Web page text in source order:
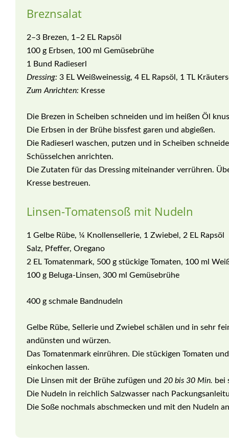
Breznsalat
2–3 Brezen, 1–2 EL Rapsöl
100 g Erbsen, 100 ml Gemüsebrühe
1 Bund Radieserl
Dressing: 3 EL Weißweinessig, 4 EL Rapsöl, 1 TL
Zum Anrichten: Kresse
Die Brezen in Scheiben schneiden und im heißen Öl
Die Erbsen in der Brühe bissfest garen und abgießen.
Die Radieserl waschen, putzen und in Scheiben
Schüsselchen anrichten.
Die Zutaten für das Dressing miteinander verrühren.
Kresse bestreuen.
Linsen-Tomatensoß mit Nudeln
1 Gelbe Rübe, ¼ Knollensellerie, 1 Zwiebel, 2 EL Rapsöl
Salz, Pfeffer, Oregano
2 EL Tomatenmark, 500 g stückige Tomaten, 100 ml
100 g Beluga-Linsen, 300 ml Gemüsebrühe
400 g schmale Bandnudeln
Gelbe Rübe, Sellerie und Zwiebel schälen und in sehr
andünsten und würzen.
Das Tomatenmark einrühren. Die stückigen Tomaten
einkochen lassen.
Die Linsen mit der Brühe zufügen und 20 bis 30 Min. bei
Die Nudeln in reichlich Salzwasser nach
Die Soße nochmals abschmecken und mit den Nudeln